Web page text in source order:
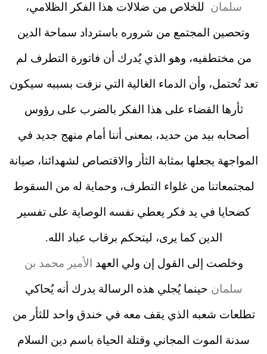
سلمان للخلاص من ضلالات هذا الفكر الظلامي،
وتحصين المجتمع من شروره باسترداد سماحة الدين
من مختطفيه، وهو الذي يُدرك أن فاتورة التطرف لم
تعد تُحتمل، وأن الدماء الغالية التي نزفت بسببه سيكون
ثأرها القضاء على هذا الفكر بالضرب على رؤوس
أصحابه بيد من حديد، بمعنى أننا أمام منهج جديد في
المواجهة يجعلها بمثابة الثأر والاقتصاص لشهدائنا، صيانة
لمجتمعاتنا من غلواء التطرف، وحماية له من السقوط
كضحايا في يد فكر يعطي نفسه الوصاية على تفسير
الدين كما يرى، ليتحكم برقاب عباد الله.
وخلصت إلى القول إن ولي العهد الأمير محمد بن
سلمان حينما يُجلي هذه الرسالة يدرك أنه يُحاكي
تطلعات شعبه الذي يقف معه في خندق واحد للثأر من
سدنة الموت المجاني وقتلة الحياة باسم دين السلام